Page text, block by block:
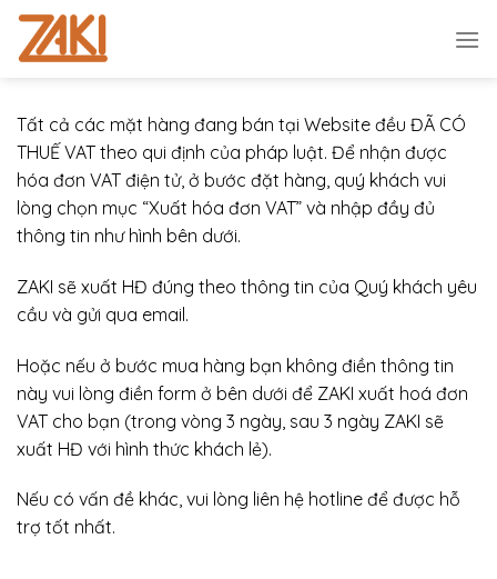
Chuyển
đến
nội
Tất cả các mặt hàng đang bán tại Website đều ĐÃ CÓ
THUẾ VAT theo qui định của pháp luật. Để nhận được
hóa đơn VAT điện tử, ở bước đặt hàng, quý khách vui
lòng chọn mục “Xuất hóa đơn VAT” và nhập đầy đủ
thông tin như hình bên dưới.
ZAKI sẽ xuất HĐ đúng theo thông tin của Quý khách yêu
cầu và gửi qua email.
Hoặc nếu ở bước mua hàng bạn không điền thông tin
này vui lòng điền form ở bên dưới để ZAKI xuất hoá đơn
VAT cho bạn (trong vòng 3 ngày, sau 3 ngày ZAKI sẽ
xuất HĐ với hình thức khách lẻ).
Nếu có vấn đề khác, vui lòng liên hệ hotline để được hỗ
trợ tốt nhất.